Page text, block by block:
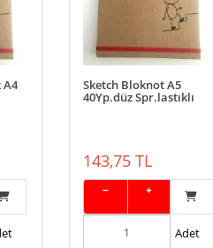
A4 Sketch Bloknot A5
40Yp.düz Spr.lastıklı
143,75 TL
− +
Adet